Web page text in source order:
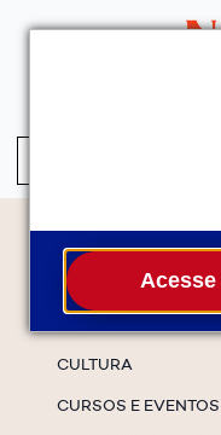
Temas
CULTURA
CURSOS E EVENTOS